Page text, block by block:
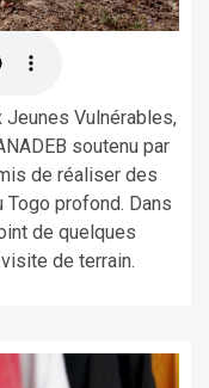
Vulnérables,
soutenu par
de réaliser des
profond. Dans
de quelques
de terrain.